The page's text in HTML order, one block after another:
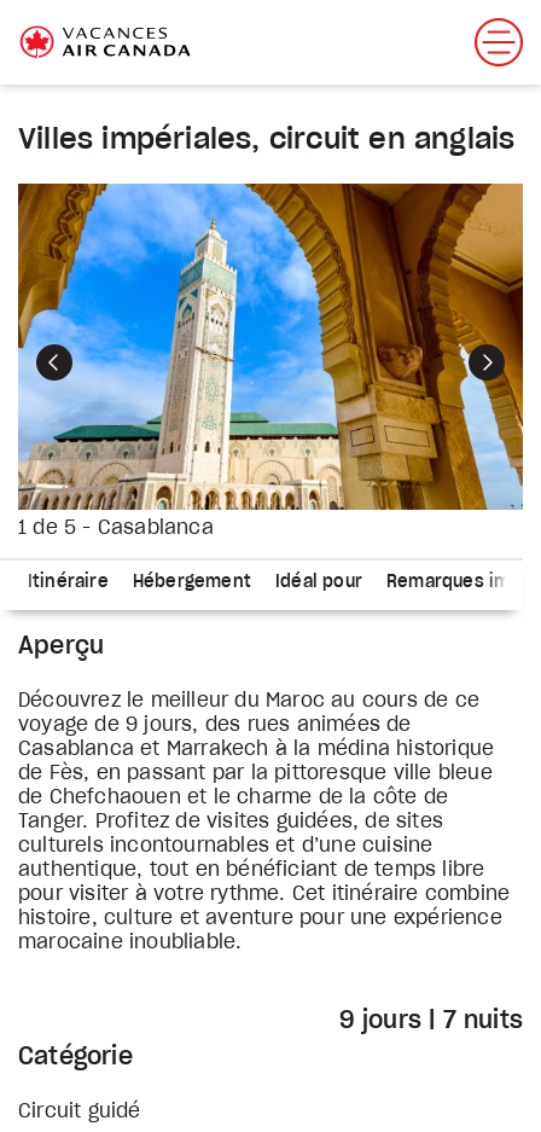
Villes impériales, circuit en anglais
1 de 5 - Casablanca
Précédent
Itinéraire Hébergement Idéal pour Remarques
Aperçu
Découvrez le meilleur du Maroc au cours de ce
voyage de 9 jours, des rues animées de
Casablanca et Marrakech à la médina historique
de Fès, en passant par la pittoresque ville bleue
de Chefchaouen et le charme de la côte de
Tanger. Profitez de visites guidées, de sites
culturels incontournables et d’une cuisine
authentique, tout en bénéficiant de temps libre
pour visiter à votre rythme. Cet itinéraire combine
histoire, culture et aventure pour une expérience
marocaine inoubliable.
9 jours | 7 nuits
Catégorie
Circuit guidé